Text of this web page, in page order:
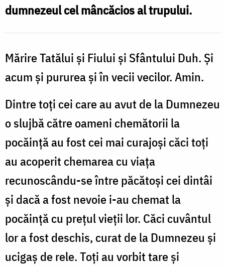
dumnezeul cel mâncăcios al trupului.
Mărire Tatălui şi Fiului şi Sfântului Duh. Şi
acum şi pururea şi în vecii vecilor. Amin.
Dintre toţi cei care au avut de la Dumnezeu
o slujbă către oameni chemătorii la
pocăinţă au fost cei mai curajoşi căci toţi
au acoperit chemarea cu viaţa
recunoscându-se între păcătoşi cei dintâi
şi dacă a fost nevoie i-au chemat la
pocăinţă cu preţul vieţii lor. Căci cuvântul
lor a fost deschis, curat de la Dumnezeu şi
ucigaş de rele. Toţi au vorbit tare şi